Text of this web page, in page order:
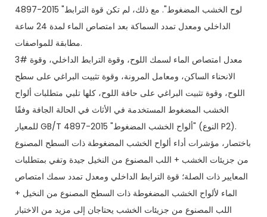
4897-2015 "لوح الخشب المضغوط". مع ذلك، لم تكن قوة الترابط
الداخلي ومعدل تمدد السماكة بعد امتصاص الماء لمدة 24 ساعة
مطابقة للمواصفات.
3# معدل امتصاص الماء لسمك اللوح، وقوة الترابط الداخلي، وقوة
الانحناء الساكن، ومعامل المرونة، وقوة تثبيت البراغي على سطح
اللوح، وقوة تثبيت البراغي على حافة اللوح، كلها تلبي متطلبات ألواح
الخشب المضغوط المستخدمة في الأثاث في الحالة الجافة وفقًا
للمعيار GB/T 4897-2015 "ألواح الخشب المضغوط" (النوع P2).
باختصار، مؤشرات أداء ألواح الخشب المضغوطة ذات السطح المصنوع
من جزيئات الخشب + اللب المصنوع من النخيل جيدة وتفي بمتطلبات
المعايير ذات الصلة؛ قوة الترابط الداخلي ومعدل تمدد سمك امتصاص
الماء لألواح الخشب المضغوطة ذات السطح المصنوع من النخيل +
اللب المصنوع من جزيئات الخشب يحتاجان إلى مزيد من الاختبار